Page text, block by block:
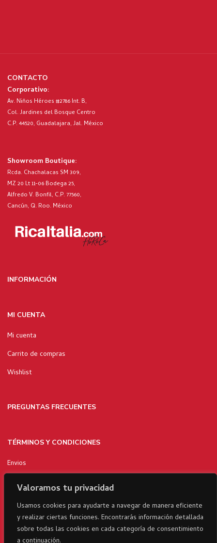
Valoramos tu privacidad
Usamos cookies para ayudarte a navegar de manera eficiente
y realizar ciertas funciones. Encontrarás información detallada
sobre todas las cookies en cada categoría de consentimiento
CONTACTO
Corporativo:
Av. Niños Héroes #2786 Int. B,
Col. Jardines del Bosque Centro
C.P. 44520, Guadalajara, Jal. México
Showroom Boutique:
Rcda. Chachalacas SM 309,
MZ 20 Lt 11-06 Bodega 25,
Alfredo V. Bonfil, C.P. 77560,
Cancún, Q. Roo. México
INFORMACIÓN
MI CUENTA
Mi cuenta
Carrito de compras
Wishlist
PREGUNTAS FRECUENTES
TÉRMINOS Y CONDICIONES
Envios
Politica de privacidad
Terminos y condiciones
Devoluciones